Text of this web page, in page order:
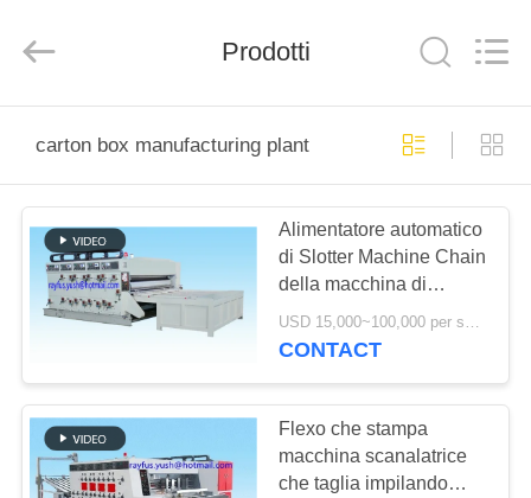
PRODOTTI
CIRCA
NOI
GIRO
DELLA
FABBRICA
CARTON
MACHINE
Rights
Prodotti
carton box manufacturing plant
Alimentatore automatico
di Slotter Machine Chain
della macchina di
fabbricazione del
contenitore di cartone
USD 15,000~100,000 per set MOQ:1 insieme
CONTACT
Flexo che stampa
macchina scanalatrice
che taglia impilando